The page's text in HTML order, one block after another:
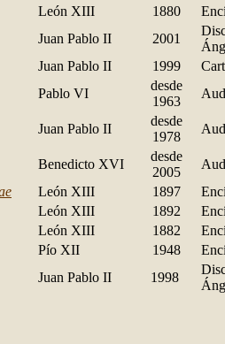
León XIII 1880
Juan Pablo II 2001
Juan Pablo II 1999
Pablo VI
desde
1963
Juan Pablo II
desde
1978
Benedicto XVI
desde
2005
León XIII 1897
León XIII 1892
León XIII 1882
Pío XII 1948
Juan Pablo II 1998